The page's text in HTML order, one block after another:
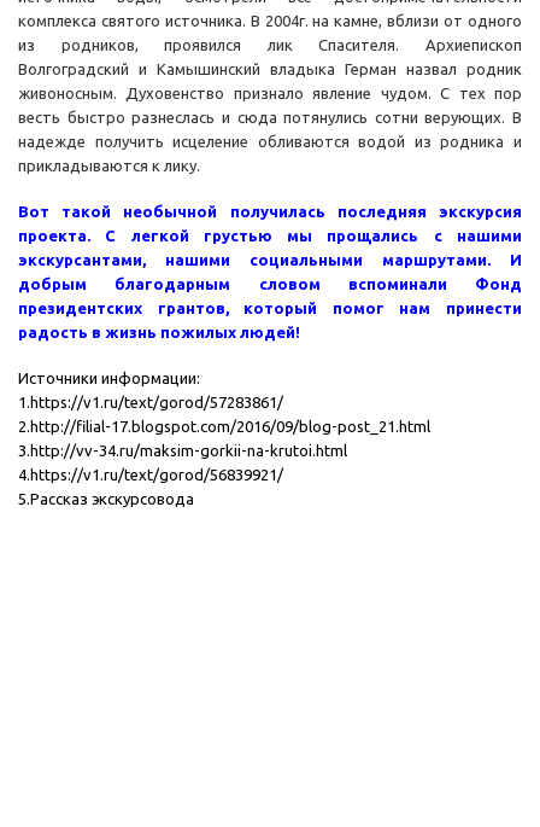
комплекса святого источника. В 2004г. на камне, вблизи от одного
из родников, проявился лик Спасителя. Архиепископ
Волгоградский и Камышинский владыка Герман назвал родник
живоносным. Духовенство признало явление чудом. С тех пор
весть быстро разнеслась и сюда потянулись сотни верующих. В
надежде получить исцеление обливаются водой из родника и
прикладываются к лику.
Вот такой необычной получилась последняя экскурсия
проекта. С легкой грустью мы прощались с нашими
экскурсантами, нашими социальными маршрутами. И
добрым благодарным словом вспоминали Фонд
президентских грантов, который помог нам принести
радость в жизнь пожилых людей!
Источники информации:
1. https://v1.ru/text/gorod/57283861/
2. http://filial-17.blogspot.com/2016/09/blog-post_21.html
3. http://vv-34.ru/maksim-gorkii-na-krutoi.html
4. https://v1.ru/text/gorod/56839921/
5.Рассказ экскурсовода